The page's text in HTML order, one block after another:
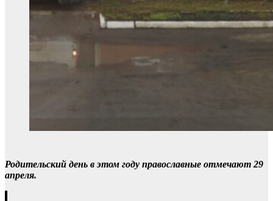
Родительский день в этом году православные отмечают 29
апреля.